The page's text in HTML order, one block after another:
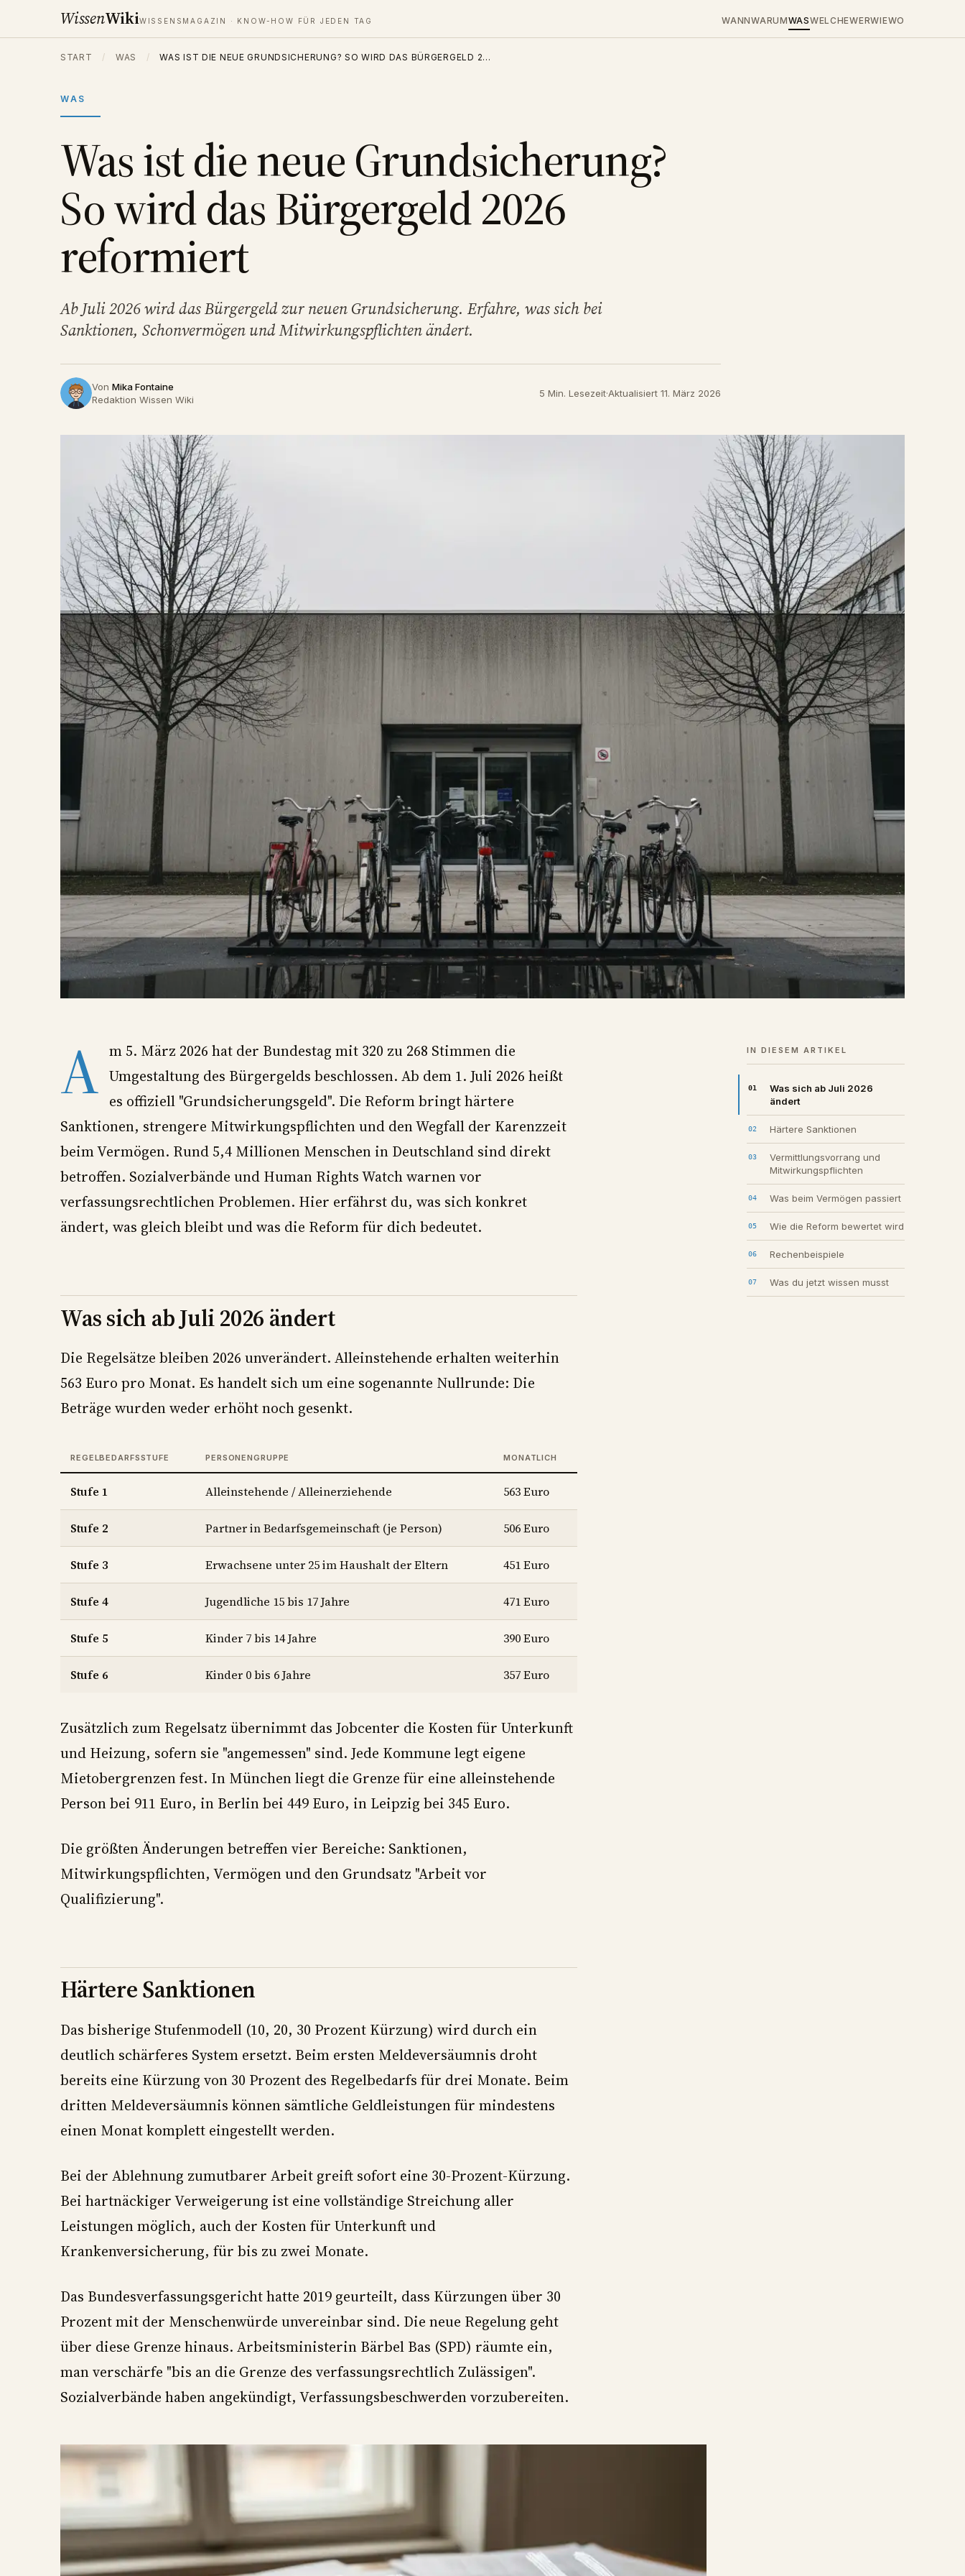
WissenWikiWISSENSMAGAZIN · KNOW-HOW FÜR JEDEN TAG WANNWARUMWASWELCHEWERWIEWO
START / WAS / WAS IST DIE NEUE GRUNDSICHERUNG? SO WIRD DAS BÜRGERGELD 2…
WAS
Was ist die neue Grundsicherung?
So wird das Bürgergeld 2026
reformiert
Ab Juli 2026 wird das Bürgergeld zur neuen Grundsicherung. Erfahre, was sich bei
Sanktionen, Schonvermögen und Mitwirkungspflichten ändert.
Von Mika Fontaine
Redaktion Wissen Wiki
5 Min. Lesezeit·Aktualisiert 11. März 2026
IN DIESEM ARTIKEL
Was sich ab Juli 2026
ändert
Härtere Sanktionen
Vermittlungsvorrang und
Mitwirkungspflichten
Was beim Vermögen passiert
Wie die Reform bewertet wird
Rechenbeispiele
Was du jetzt wissen musst
A m 5. März 2026 hat der Bundestag mit 320 zu 268 Stimmen die
Umgestaltung des Bürgergelds beschlossen. Ab dem 1. Juli 2026 heißt
es offiziell "Grundsicherungsgeld". Die Reform bringt härtere
Sanktionen, strengere Mitwirkungspflichten und den Wegfall der Karenzzeit
beim Vermögen. Rund 5,4 Millionen Menschen in Deutschland sind direkt
betroffen. Sozialverbände und Human Rights Watch warnen vor
verfassungsrechtlichen Problemen. Hier erfährst du, was sich konkret
ändert, was gleich bleibt und was die Reform für dich bedeutet.
Was sich ab Juli 2026 ändert
Die Regelsätze bleiben 2026 unverändert. Alleinstehende erhalten weiterhin
563 Euro pro Monat. Es handelt sich um eine sogenannte Nullrunde: Die
Beträge wurden weder erhöht noch gesenkt.
REGELBEDARFSSTUFE PERSONENGRUPPE MONATLICH
Stufe 1 Alleinstehende / Alleinerziehende 563 Euro
Stufe 2 Partner in Bedarfsgemeinschaft (je Person) 506 Euro
Stufe 3 Erwachsene unter 25 im Haushalt der Eltern 451 Euro
Stufe 4 Jugendliche 15 bis 17 Jahre 471 Euro
Stufe 5 Kinder 7 bis 14 Jahre 390 Euro
Stufe 6 Kinder 0 bis 6 Jahre 357 Euro
Zusätzlich zum Regelsatz übernimmt das Jobcenter die Kosten für Unterkunft
und Heizung, sofern sie "angemessen" sind. Jede Kommune legt eigene
Mietobergrenzen fest. In München liegt die Grenze für eine alleinstehende
Person bei 911 Euro, in Berlin bei 449 Euro, in Leipzig bei 345 Euro.
Die größten Änderungen betreffen vier Bereiche: Sanktionen,
Mitwirkungspflichten, Vermögen und den Grundsatz "Arbeit vor
Qualifizierung".
Härtere Sanktionen
Das bisherige Stufenmodell (10, 20, 30 Prozent Kürzung) wird durch ein
deutlich schärferes System ersetzt. Beim ersten Meldeversäumnis droht
bereits eine Kürzung von 30 Prozent des Regelbedarfs für drei Monate. Beim
dritten Meldeversäumnis können sämtliche Geldleistungen für mindestens
einen Monat komplett eingestellt werden.
Bei der Ablehnung zumutbarer Arbeit greift sofort eine 30-Prozent-Kürzung.
Bei hartnäckiger Verweigerung ist eine vollständige Streichung aller
Leistungen möglich, auch der Kosten für Unterkunft und
Krankenversicherung, für bis zu zwei Monate.
Das Bundesverfassungsgericht hatte 2019 geurteilt, dass Kürzungen über 30
Prozent mit der Menschenwürde unvereinbar sind. Die neue Regelung geht
über diese Grenze hinaus. Arbeitsministerin Bärbel Bas (SPD) räumte ein,
man verschärfe "bis an die Grenze des verfassungsrechtlich Zulässigen".
Sozialverbände haben angekündigt, Verfassungsbeschwerden vorzubereiten.